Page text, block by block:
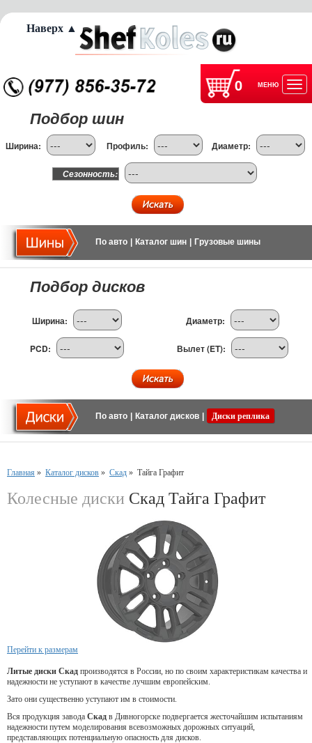
0 МЕНЮ
Подбор шин
Ширина: Профиль: Диаметр:
Сезонность:
По авто Каталог шин Грузовые шины
Подбор дисков
Ширина: Диаметр:
PCD: Вылет (ET):
По авто Каталог дисков Диски реплика
Главная » Каталог дисков » Скад » Тайга Графит
Колесные диски Скад Тайга Графит
Перейти к размерам
Литые диски Скад производятся в России, но по своим характеристикам качества и
надежности не уступают в качестве лучшим европейским.
Зато они существенно уступают им в стоимости.
Вся продукция завода Скад в Дивногорске подвергается жесточайшим испытаниям
надежности путем моделирования всевозможных дорожных ситуаций,
представляющих потенциальную опасность для дисков.
Наверх ▲